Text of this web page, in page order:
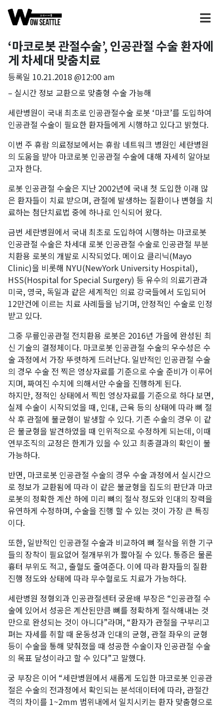
‘마코로봇 관절수술’, 인공관절 수술 환자에
게 차세대 맞춤치료
등록일 10.21.2018 @12:00 am
– 실시간 정보 교환으로 맞춤형 수술 가능해
세란병원이 국내 최초로 인공관절수술 로봇 ‘마코’를 도입하여
인공관절 수술이 필요한 환자들에게 시행하고 있다고 밝혔다.
이번 주 휴람 의료정보에서는 휴람 네트워크 병원인 세란병원
의 도움을 받아 마코로봇 인공관절 수술에 대해 자세히 알아보
고자 한다.
로봇 인공관절 수술은 지난 2002년에 국내 첫 도입한 이래 많
은 환자들이 치료 받으며, 관절에 발생하는 질환이나 변형을 치
료하는 첨단치료법 중에 하나로 인식되어 왔다.
금번 세란병원에서 국내 최초로 도입하여 시행하는 마코로봇
인공관절 수술은 차세대 로봇 인공관절 수술로 인공관절 부분
치환용 로봇의 개발로 시작되었다. 메이요 클리닉(Mayo
Clinic)을 비롯해 NYU(NewYork University Hospital),
HSS(Hospital for Special Surgery) 등 유수의 의료기관과
미국, 영국, 독일과 같은 세계적인 의료 강국들에서 도입되어
12만건에 이르는 치료 사례들을 남기며, 안정적인 수술로 인정
받고 있다.
그중 무릎인공관절 전치환용 로봇은 2016년 가을에 완성된 최
신 기술의 결정체이다. 마코로봇 인공관절 수술의 우수성은 수
술 과정에서 가장 뚜렷하게 드러난다. 일반적인 인공관절 수술
의 경우 수술 전 찍은 영상자료를 기준으로 수술 준비가 이루어
지며, 짜여진 수치에 의해서만 수술을 진행하게 된다.
하지만, 정적인 상태에서 찍힌 영상자료를 기준으로 하다 보면,
실제 수술이 시작되었을 때, 인대, 근육 등의 상태에 따라 뼈 절
삭 후 관절에 불균형이 발생할 수 있다. 기존 수술의 경우 이 같
은 불균형을 발견하였을 때 인위적으로 수정하게 되는데, 이때
연부조직의 교정은 한계가 있을 수 있고 최종결과의 확인이 불
가능하다.
반면, 마코로봇 인공관절 수술의 경우 수술 과정에서 실시간으
로 정보가 교환됨에 따라 이 같은 불균형을 집도의 판단과 마코
로봇의 정확한 계산 하에 미리 뼈의 절삭 정도와 인대의 장력을
유연하게 수정하며, 수술을 진행 할 수 있는 것이 가장 큰 특징
이다.
또한, 일반적인 인공관절 수술과 비교하여 뼈 절삭을 위한 기구
들의 장착이 필요없어 절개부위가 짧아질 수 있다. 통증은 물론
흉터 부위도 적고, 출혈도 줄여준다. 이에 따라 환자들의 질환
진행 정도와 상태에 따라 무수혈로도 치료가 가능하다.
세란병원 정형외과 인공관절센터 궁윤배 부장은 “인공관절 수
술에 있어서 성공은 계산된만큼 뼈를 정확하게 절삭해내는 것
만으로 완성되는 것이 아니다”라며, “환자가 관절을 구부리고
펴는 자세를 취할 때 운동성과 인대의 균형, 관절 좌우의 균형
등이 수술을 통해 맞춰졌을 때 성공한 수술이자 인공관절 수술
의 목표 달성이라고 할 수 있다”고 말했다.
궁 부장은 이어 “세란병원에서 새롭게 도입한 마코로봇 인공관
절은 수술의 전과정에서 확인되는 분석데이터에 따라, 관절간
격의 차이를 1~2mm 범위내에서 일치시키는 환자 맞춤형으로